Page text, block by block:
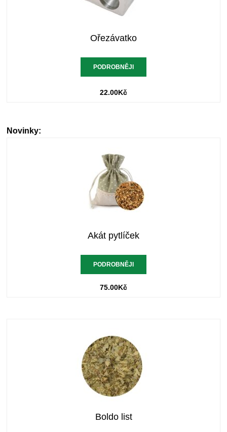
Ořezávatko
PODROBNĚJI
22.00Kč
Novinky:
Akát pytlíček
PODROBNĚJI
75.00Kč
Boldo list